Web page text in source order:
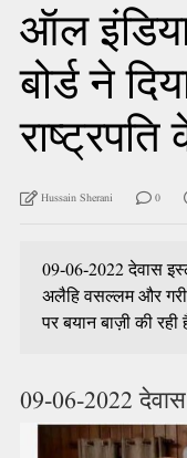
ऑल
बोर्ड ने
Hussain Sherani 0
09-06-2022 देवास
अलैहि वसल्लम और
पर बयान बाज़ी की रही
09-06-2022 देवास